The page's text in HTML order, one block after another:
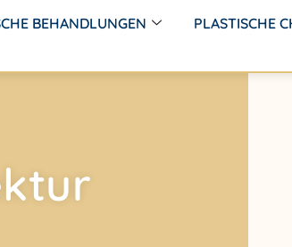
BEHANDLUNGEN PLASTISCHE